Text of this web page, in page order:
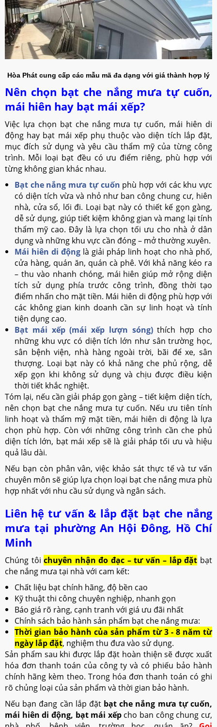
Hòa Phát cung cấp các mẫu mã đa dạng với giá thành hợp lý
Nên chọn bạt che nắng mưa tự cuốn,
mái hiên hay bạt mái xếp?
Việc lựa chọn bạt che nắng mưa tự cuốn, mái hiên di
động hay bạt mái xếp phụ thuộc vào diện tích lắp đặt,
mục đích sử dụng và yêu cầu thẩm mỹ của từng công
trình. Mỗi loại bạt đều có ưu điểm riêng, phù hợp với
từng không gian khác nhau.
Bạt che nắng mưa tự cuốn phù hợp với các khu vực
có diện tích vừa và nhỏ như ban công chung cư, hiên
nhà, cửa sổ, lối đi. Loại bạt này có thiết kế gọn gàng,
dễ sử dụng, giúp tiết kiệm không gian và mang lại tính
thẩm mỹ cao. Đây là lựa chọn tối ưu cho nhà ở dân
dụng và những khu vực cần đóng – mở thường xuyên.
Mái hiên di động là giải pháp linh hoạt cho nhà phố,
cửa hàng, quán ăn, quán cà phê. Với khả năng kéo ra
– thu vào nhanh chóng, mái hiên giúp mở rộng diện
tích sử dụng phía trước công trình, đồng thời tạo
điểm nhấn cho mặt tiền. Mái hiên di động phù hợp với
các không gian kinh doanh cần sự linh hoạt và tính
tiện dụng cao.
Bạt mái xếp (mái xếp lượn sóng)thích hợp cho
những khu vực có diện tích lớn như sân trường học,
sân bệnh viện, nhà hàng ngoài trời, bãi để xe, sân
thượng. Loại bạt này có khả năng che phủ rộng, dễ
xếp gọn khi không sử dụng và chịu được điều kiện
thời tiết khắc nghiệt.
Tóm lại, nếu cần giải pháp gọn gàng – tiết kiệm diện tích,
nên chọn bạt che nắng mưa tự cuốn. Nếu ưu tiên tính
linh hoạt và thẩm mỹ mặt tiền, mái hiên di động là lựa
chọn phù hợp. Còn với những công trình cần che phủ
diện tích lớn, bạt mái xếp sẽ là giải pháp tối ưu và hiệu
quả lâu dài.
Nếu bạn còn phân vân, việc khảo sát thực tế và tư vấn
chuyên môn sẽ giúp lựa chọn loại bạt che nắng mưa phù
hợp nhất với nhu cầu sử dụng và ngân sách.
Liên hệ tư vấn & lắp đặt bạt che nắng
mưa tại phường An Hội Đông, Hồ Chí
Minh
Chúng tôichuyên nhận đo đạc – tư vấn – lắp đặt bạt
che nắng mưa tại nhà với cam kết:
Chất liệu bạt chính hãng, độ bền cao
Kỹ thuật thi công chuyên nghiệp, nhanh gọn
Báo giá rõ ràng, cạnh tranh với giá ưu đãi nhất
Chính sách bảo hành sản phẩm bạt che nắng mưa:
Thời gian bảo hành của sản phẩm từ 3 - 8 năm từ
ngày lắp đặt, nghiệm thu đưa vào sử dụng.
Sản phẩm sau khi được lắp đặt hoàn thiện sẽ được xuất
hóa đơn thanh toán của công ty và có phiếu bảo hành
chính hãng kèm theo. Trong hóa đơn thanh toán có ghi
rõ chủng loại của sản phẩm và thời gian bảo hành.
Nếu bạn đang cần lắp đặt bạt che nắng mưa tự cuốn,
mái hiên di động, bạt mái xếpcho ban công chung cư,